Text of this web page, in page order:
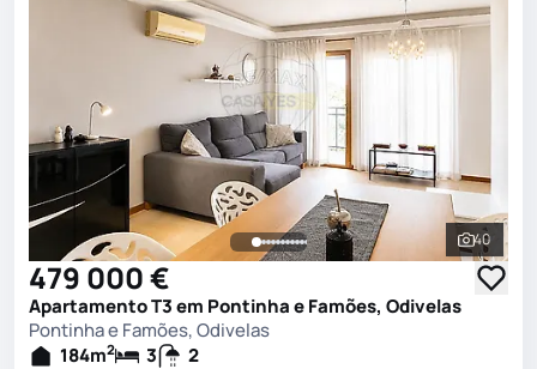
Ver
40
479 000 €
Apartamento T3 em Pontinha e Famões, Odivelas
Pontinha e Famões, Odivelas
184m2 3 2